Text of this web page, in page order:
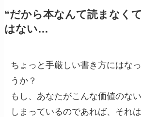
“だから本なんて読まなく
はない…
ちょっと手厳しい書き方にはな
うか？
もし、あなたがこんな価値のな
しまっているのであれば、それ